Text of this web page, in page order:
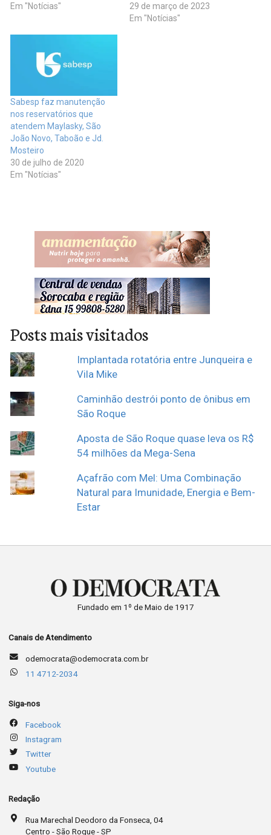
Em "Notícias"
29 de março de 2023
Em "Notícias"
Sabesp faz manutenção
nos reservatórios que
atendem Maylasky, São
João Novo, Taboão e Jd.
Mosteiro
30 de julho de 2020
Em "Notícias"
Posts mais visitados
Implantada rotatória entre Junqueira e
Vila Mike
Caminhão destrói ponto de ônibus em
São Roque
Aposta de São Roque quase leva os R$
54 milhões da Mega-Sena
Açafrão com Mel: Uma Combinação
Natural para Imunidade, Energia e Bem-
Estar
Fundado em 1º de Maio de 1917
Canais de Atendimento
odemocrata@odemocrata.com.br
11 4712-2034
Siga-nos
Facebook
Instagram
Twitter
Youtube
Redação
Rua Marechal Deodoro da Fonseca, 04
Centro - São Roque - SP